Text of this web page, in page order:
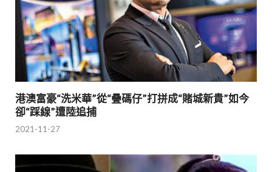
港澳富豪“洗米華”從“疊碼仔”打拼成“賭城新貴”如今
卻“踩線”遭陸追捕
2021-11-27